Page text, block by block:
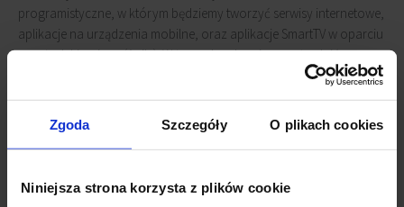
Zgoda Szczegóły O plikach cookies
Niniejsza strona korzysta z plików cookie
programistyczne, w którym będziemy tworzyć serwisy internetowe,
aplikacje na urządzenia mobilne, oraz aplikacje SmartTV w oparciu
o metodyki zwinne (Agile). W tym roku planujemy zatrudnić
kilkudziesięciu specjalistów oraz przewidujemy dalszy rozwój w
przyszłości”.
Magdalena Reńska, Dyrektor w Dziale Wynajmu Powierzchni
Schibsted w procesie wyboru powierzchni biurowej w Trójmieście,